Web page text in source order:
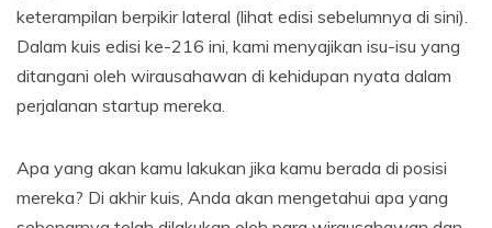
keterampilan berpikir lateral (lihat edisi sebelumnya di sini).
Dalam kuis edisi ke-216 ini, kami menyajikan isu-isu yang
ditangani oleh wirausahawan di kehidupan nyata dalam
perjalanan startup mereka.
Apa yang akan kamu lakukan jika kamu berada di posisi
mereka? Di akhir kuis, Anda akan mengetahui apa yang